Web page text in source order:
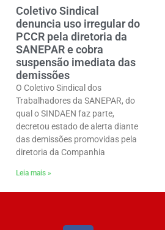
Coletivo Sindical
denuncia uso irregular do
PCCR pela diretoria da
SANEPAR e cobra
suspensão imediata das
demissões
O Coletivo Sindical dos
Trabalhadores da SANEPAR, do
qual o SINDAEN faz parte,
decretou estado de alerta diante
das demissões promovidas pela
diretoria da Companhia
Leia mais »